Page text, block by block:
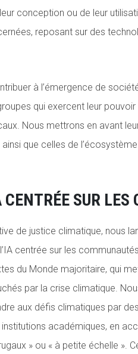
conception ou de leur
reposant sur des
à l’émergence de
qui exercent leur
Nous mettrons en avant
ainsi que celles de
CENTRÉE SUR
de justice climatique, nous
centrée sur les
du Monde majoritaire, qui
par la crise climatique.
aux défis climatiques par
académiques, en
» ou « à petite échelle ».